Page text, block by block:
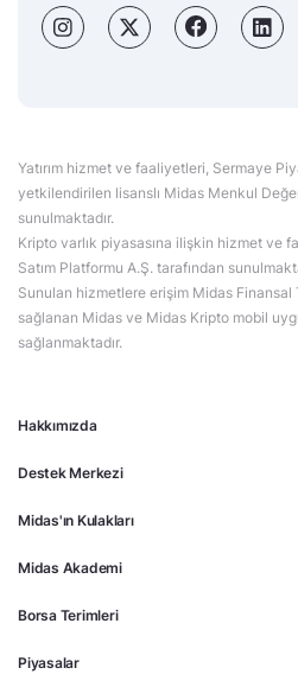
Hakkımızda
Destek Merkezi
Midas'ın Kulakları
Midas Akademi
Borsa Terimleri
Piyasalar
Yatırım hizmet ve faaliyetleri, Sermaye
yetkilendirilen lisanslı Midas Menkul
sunulmaktadır.
Kripto varlık piyasasına ilişkin hizmet ve
Satım Platformu A.Ş. tarafından
Sunulan hizmetlere erişim Midas Finansal
sağlanan Midas ve Midas Kripto mobil
sağlanmaktadır.